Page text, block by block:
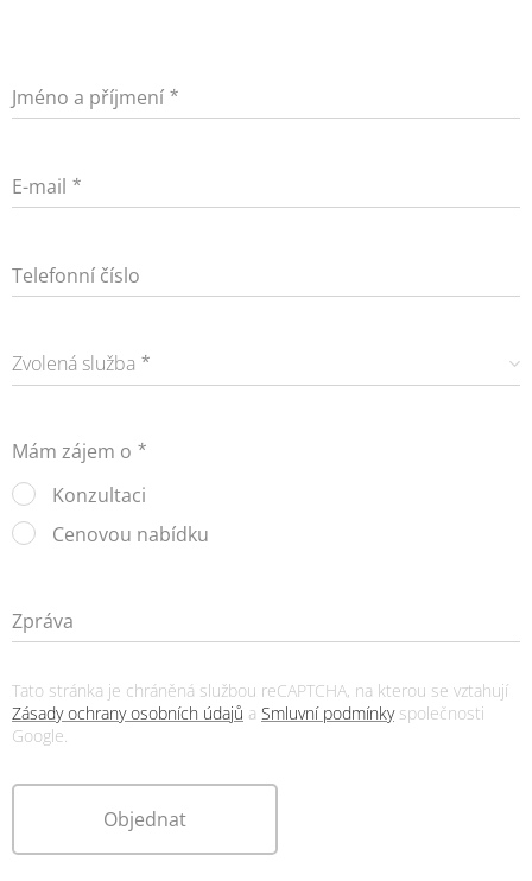
Jméno a příjmení
E-mail
Telefonní číslo
Zvolená služba
Mám zájem o
Konzultaci
Cenovou nabídku
Zpráva
Tato stránka je chráněná službou reCAPTCHA, na kterou se vztahují
Zásady ochrany osobních údajů a Smluvní podmínkyspolečnosti
Google.
Objednat